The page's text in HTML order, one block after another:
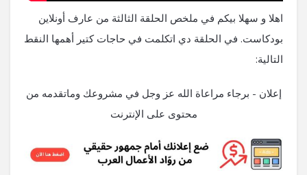
اهلا و سهلا بيكم في ملخص الحلقة الثالثة من عارف أونلاين
بودكاست. في الحلقة دي اتكلمت في حاجات كتير أهمها النقط
التالية:
إعلان - برجاء مراعاة الله عز وجل في مشروعك وماتقدمه من
محتوى على الإنترنت